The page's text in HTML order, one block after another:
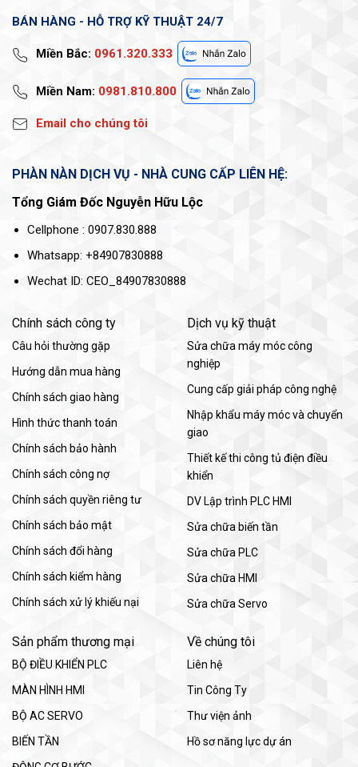
BÁN HÀNG - HỖ TRỢ KỸ THUẬT 24/7
Miền Bắc: 0961.320.333
Miền Nam: 0981.810.800
Email cho chúng tôi
PHÀN NÀN DỊCH VỤ - NHÀ CUNG CẤP LIÊN HỆ:
Tổng Giám Đốc Nguyễn Hữu Lộc
Cellphone : 0907.830.888
Whatsapp: +84907830888
Wechat ID: CEO_84907830888
Chính sách công ty
Câu hỏi thường gặp
Hướng dẫn mua hàng
Chính sách giao hàng
Hình thức thanh toán
Chính sách bảo hành
Chính sách công nợ
Chính sách quyền riêng tư
Chính sách bảo mật
Chính sách đổi hàng
Chính sách kiểm hàng
Chính sách xử lý khiếu nại
Dịch vụ kỹ thuật
Sửa chữa máy móc công
nghiệp
Cung cấp giải pháp công nghệ
Nhập khẩu máy móc và chuyển
giao
Thiết kế thi công tủ điện điều
khiển
DV Lập trình PLC HMI
Sửa chữa biến tần
Sửa chữa PLC
Sửa chữa HMI
Sửa chữa Servo
Sản phẩm thương mại
BỘ ĐIỀU KHIỂN PLC
MÀN HÌNH HMI
BỘ AC SERVO
BIẾN TẦN
Về chúng tôi
Liên hệ
Tin Công Ty
Thư viện ảnh
Hồ sơ năng lực dự án